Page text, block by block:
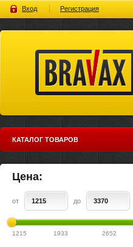
Вход Регистрация
всей россии
КАТАЛОГ ТОВАРОВ
Цена:
от до
1215 1933 2652